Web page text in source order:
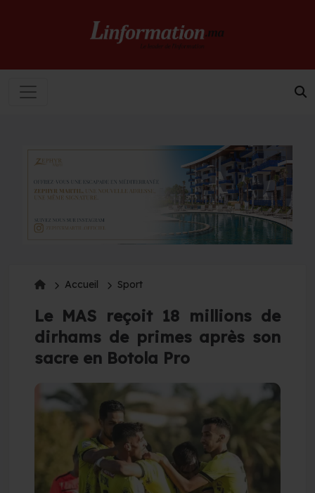
Accueil Sport
Le MAS reçoit 18 millions de
dirhams de primes après son
sacre en Botola Pro